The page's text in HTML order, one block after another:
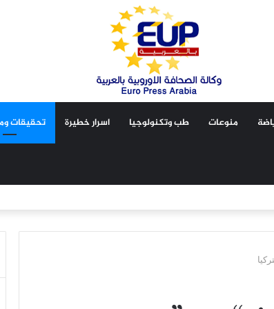
منوعات طب وتكنولوجيا اسرار خطيرة تحقيقات